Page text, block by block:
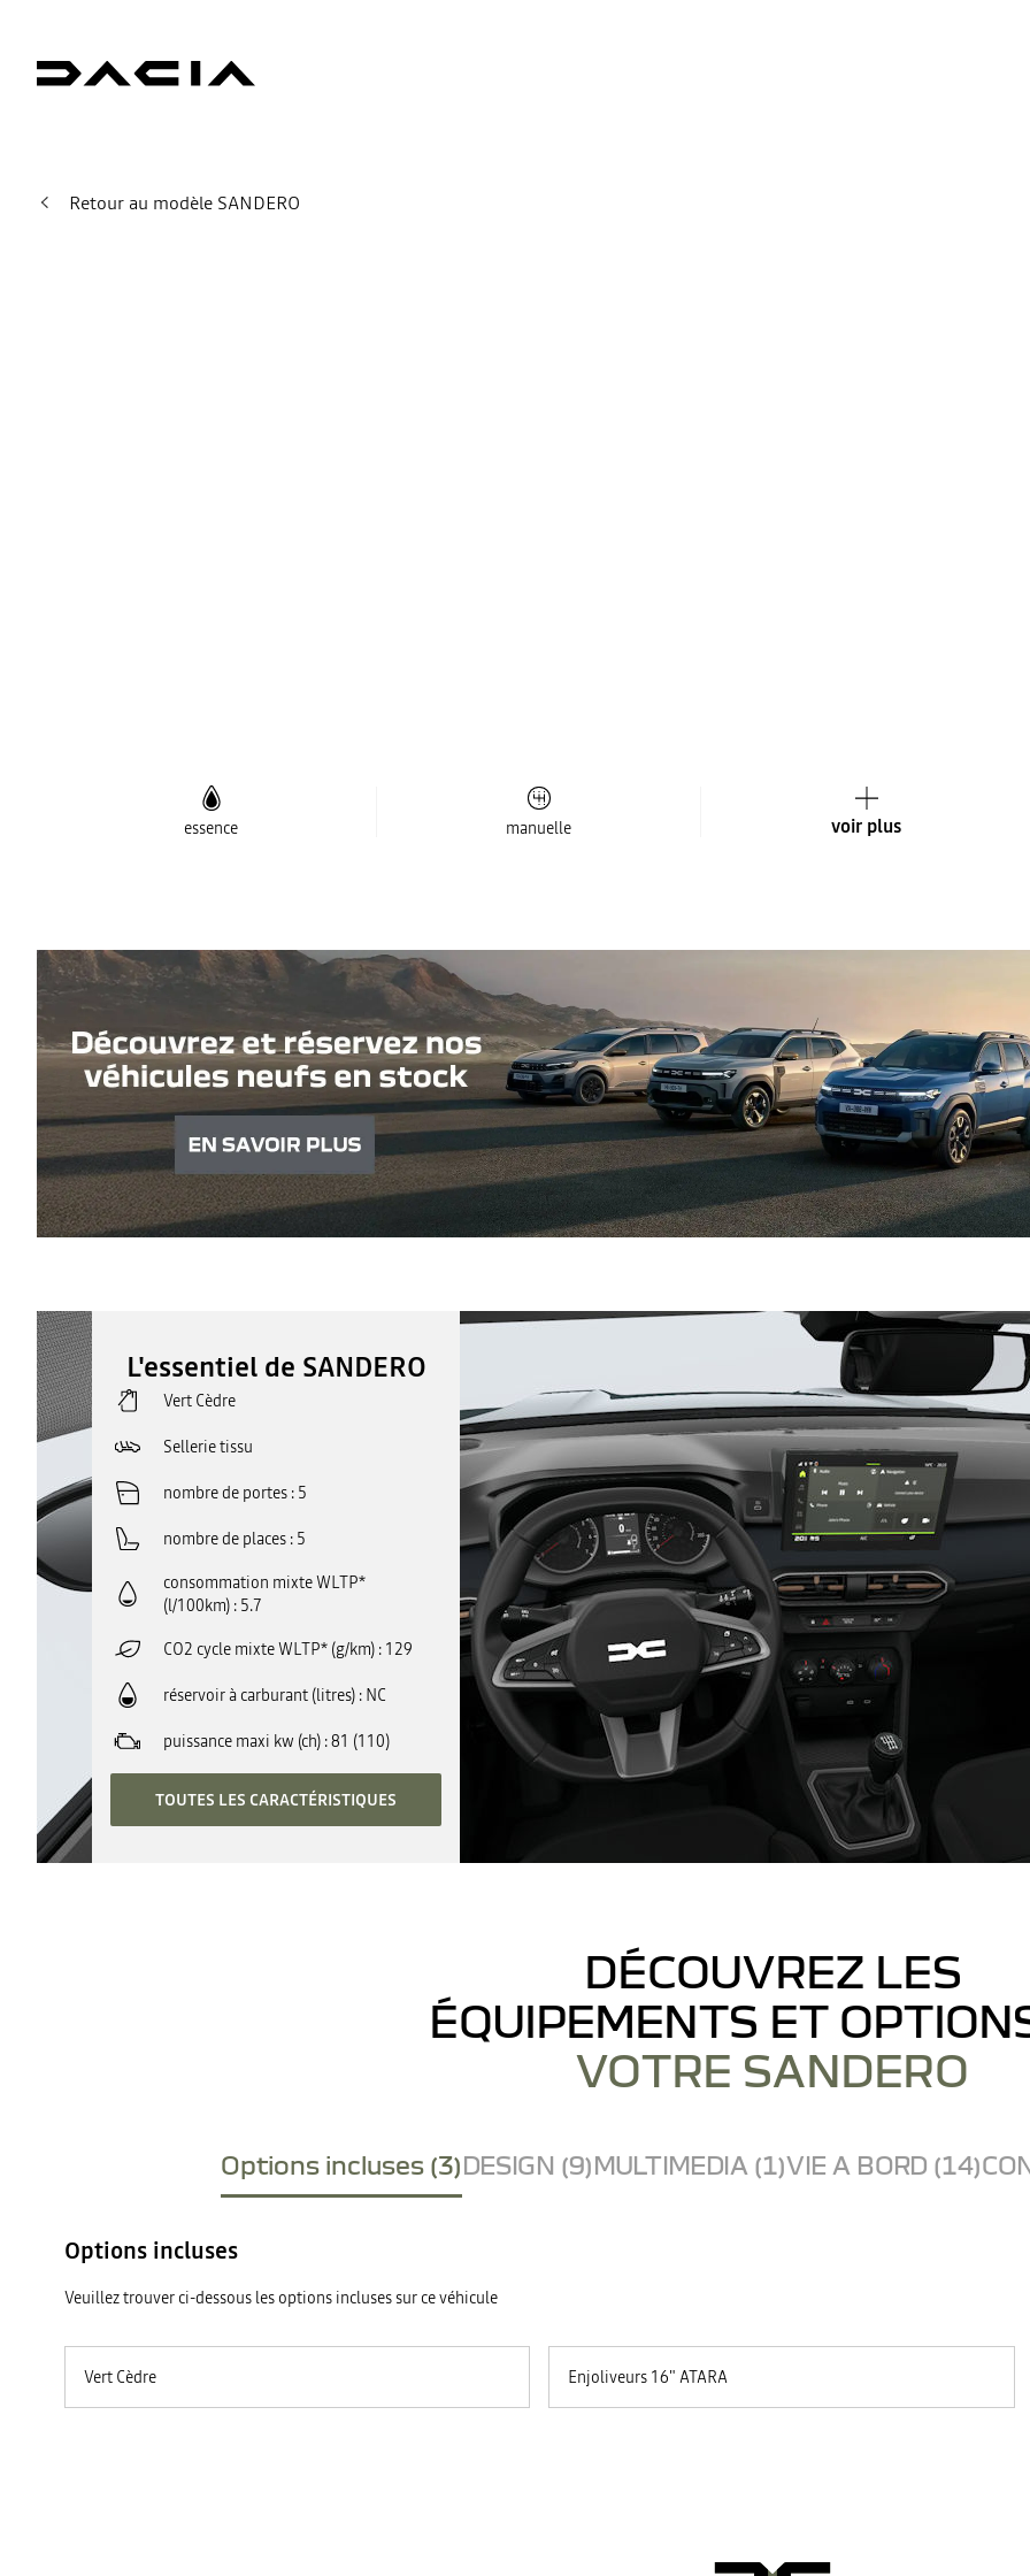
Retour au modèle SANDERO
essence manuelle voir plus
L'essentiel de SANDERO
Vert Cèdre
Sellerie tissu
nombre de portes 5
nombre de places 5
consommation mixte WLTP*
(l/100km) 5.7
CO2 cycle mixte WLTP* (g/km) 129
réservoir à carburant (litres) NC
puissance maxi kw (ch) 81 (110)
TOUTES LES CARACTÉRISTIQUES
DÉCOUVREZ LES
ÉQUIPEMENTS ET
VOTRE SANDERO
Options incluses (3)DESIGN (9)MULTIMEDIA (1)VIE A BORD (14)
Options incluses
Veuillez trouver ci-dessous les options incluses sur ce véhicule
Vert Cèdre Enjoliveurs 16" ATARA